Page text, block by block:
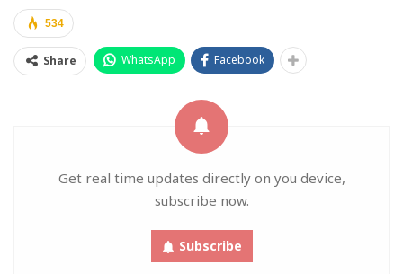
534
Share WhatsApp Facebook
Get real time updates directly on you device,
subscribe now.
Subscribe